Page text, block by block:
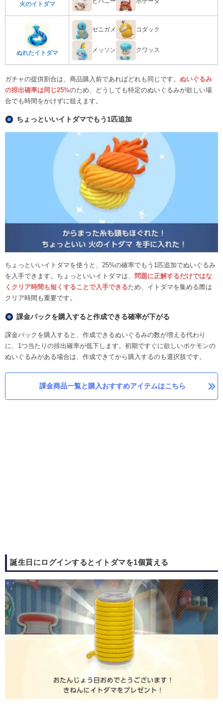
火のイトダマ
ぬれたイトダマ
ゼニガメ コダック
メッソン クワッス
ガチャの提供割合は、商品購入前であればどれも同じです。 ぬいぐるみ
の排出確率は同じ25%のため、どうしても特定のぬいぐるみが欲しい場
合でも時間をかけずに狙えます。
ちょっといいイトダマでもう1匹追加
ちょっといいイトダマを使うと、25%の確率でもう1匹追加でぬいぐるみ
を入手できます。ちょっといいイトダマは、
問題に正解するだけではな
くクリア時間も短くすることで入手できるため、イトダマを集める際は
クリア時間も重要です。
課金パックを購入すると作成できる確率が下がる
課金パックを購入すると、作成できるぬいぐるみの数が増える代わり
に、1つ当たりの排出確率が低下します。初期ですぐに欲しいポケモンの
ぬいぐるみがある場合は、作成できてから購入するのも選択肢です。
課金商品一覧と購入おすすめアイテムはこちら
誕生日にログインするとイトダマを1個貰える